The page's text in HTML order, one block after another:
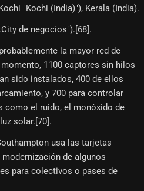
"Kochi (India)"), Kerala (India).
de negocios").[68]​.
la mayor red de
1100 captores sin hilos
sido instalados, 400 de ellos
y 700 para controlar
como el ruido, el monóxido de
solar.[70]​.
usa las tarjetas
de algunos
para colectivos o pases de